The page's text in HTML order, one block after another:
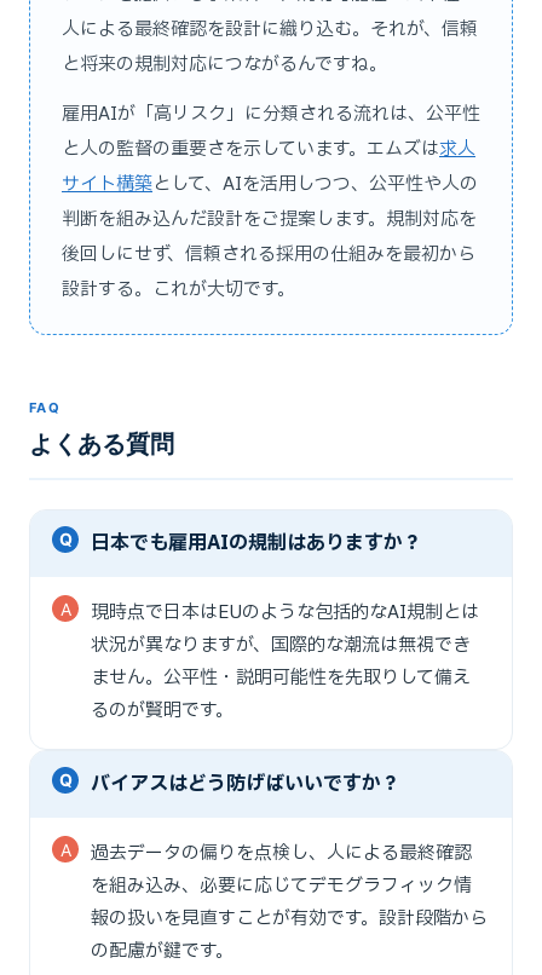
人による最終確認を設計に織り込む。それが、信頼
と将来の規制対応につながるんですね。
雇用AIが「高リスク」に分類される流れは、公平性
と人の監督の重要さを示しています。エムズは求人
サイト構築として、AIを活用しつつ、公平性や人の
判断を組み込んだ設計をご提案します。規制対応を
後回しにせず、信頼される採用の仕組みを最初から
設計する。これが大切です。
FAQ
よくある質問
日本でも雇用AIの規制はありますか？
現時点で日本はEUのような包括的なAI規制とは
状況が異なりますが、国際的な潮流は無視でき
ません。公平性・説明可能性を先取りして備え
るのが賢明です。
バイアスはどう防げばいいですか？
過去データの偏りを点検し、人による最終確認
を組み込み、必要に応じてデモグラフィック情
報の扱いを見直すことが有効です。設計段階から
の配慮が鍵です。